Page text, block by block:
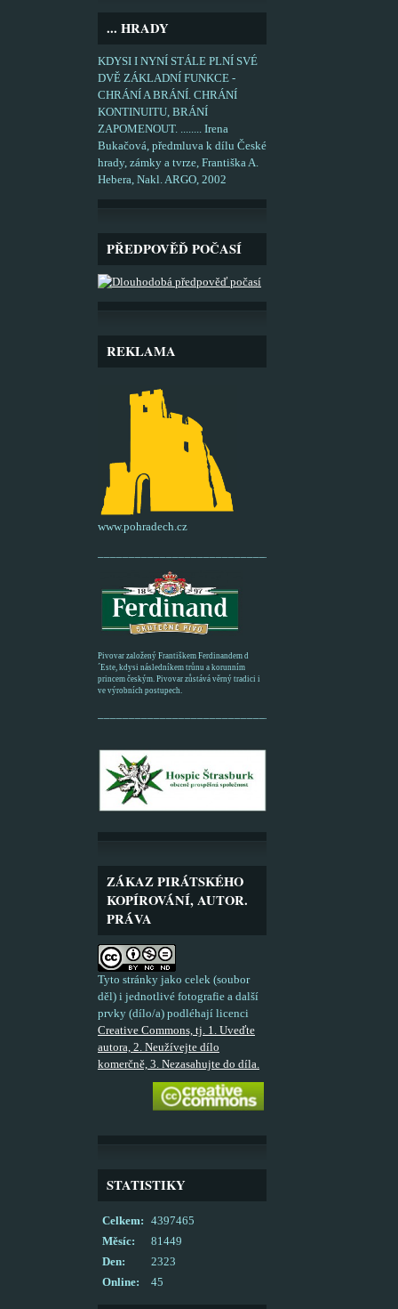
... HRADY
KDYSI I NYNÍ STÁLE PLNÍ SVÉ
DVĚ ZÁKLADNÍ FUNKCE -
CHRÁNÍ A BRÁNÍ. CHRÁNÍ
KONTINUITU, BRÁNÍ
ZAPOMENOUT. ........ Irena
Bukačová, předmluva k dílu České
hrady, zámky a tvrze, Františka A.
Hebera, Nakl. ARGO, 2002
PŘEDPOVĚĎ POČASÍ
REKLAMA
www.pohradech.cz
Pivovar založený Františkem Ferdinandem d
´Este, kdysi následníkem trůnu a korunním
princem českým. Pivovar zůstává věrný tradici i
ve výrobních postupech.
ZÁKAZ PIRÁTSKÉHO
KOPÍROVÁNÍ, AUTOR.
PRÁVA
Tyto stránky jako celek (soubor
děl) i jednotlivé fotografie a další
prvky (dílo/a) podléhají licenci
Creative Commons, tj. 1. Uveďte
autora, 2. Neužívejte dílo
komerčně, 3. Nezasahujte do díla.
STATISTIKY
Online: 45
Celkem:
4397465
Měsíc:
81449
Den:
2323